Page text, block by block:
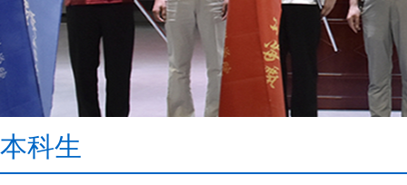
本科生